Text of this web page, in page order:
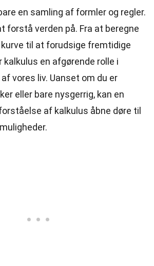
en samling af formler og regler.
forstå verden på. Fra at beregne
til at forudsige fremtidige
kalkulus en afgørende rolle i
vores liv. Uanset om du er
eller bare nysgerrig, kan en
af kalkulus åbne døre til